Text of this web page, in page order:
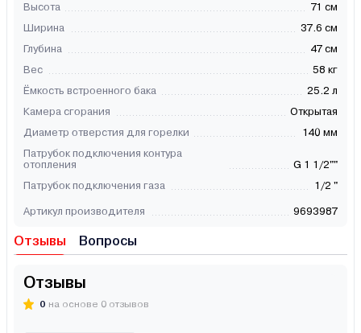
Высота
71 см
Ширина
37.6 см
Глубина
47 см
Вес
58 кг
Ёмкость встроенного бака
25.2 л
Камера сгорания
Открытая
Диаметр отверстия для горелки
140 мм
Патрубок подключения контура
отопления
G 1 1/2""
Патрубок подключения газа
1/2 "
Артикул производителя 9693987
Отзывы Вопросы
Отзывы
0 на основе 0 отзывов